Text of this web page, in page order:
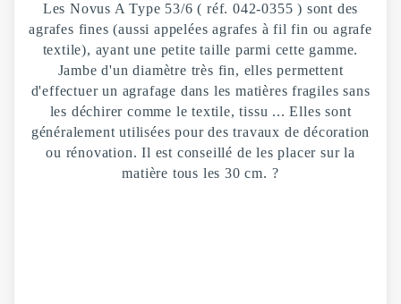
Les Novus A Type 53/6 ( réf. 042-0355 ) sont des
agrafes fines (aussi appelées agrafes à fil fin ou agrafe
textile), ayant une petite taille parmi cette gamme.
Jambe d'un diamètre très fin, elles permettent
d'effectuer un agrafage dans les matières fragiles sans
les déchirer comme le textile, tissu ... Elles sont
généralement utilisées pour des travaux de décoration
ou rénovation. Il est conseillé de les placer sur la
matière tous les 30 cm. ?